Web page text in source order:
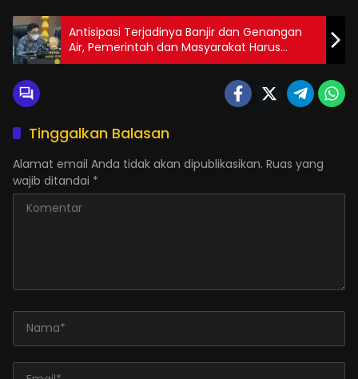
Antisipasi Terjadinya Banjir dan Genangan
Air, Pemerintah dan Masyarakat Harus
Berkerja Sama
Tinggalkan Balasan
Alamat email Anda tidak akan dipublikasikan. Ruas yang
wajib ditandai *